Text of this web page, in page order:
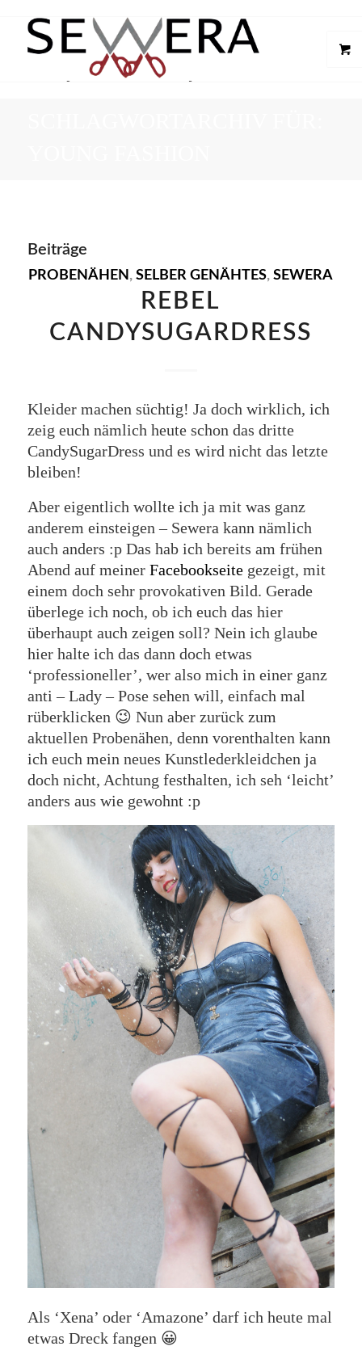
Beiträge
PROBENÄHEN ,SELBER GENÄHTES,SEWERA
REBEL
CANDYSUGARDRESS
Kleider machen süchtig! Ja doch wirklich, ich
zeig euch nämlich heute schon das dritte
CandySugarDress und es wird nicht das letzte
bleiben!
Aber eigentlich wollte ich ja mit was ganz
anderem einsteigen – Sewera kann nämlich
auch anders :p Das hab ich bereits am frühen
Abend auf meiner Facebookseitegezeigt, mit
einem doch sehr provokativen Bild. Gerade
überlege ich noch, ob ich euch das hier
überhaupt auch zeigen soll? Nein ich glaube
hier halte ich das dann doch etwas
‘professioneller’, wer also mich in einer ganz
anti – Lady – Pose sehen will, einfach mal
rüberklicken 😉 Nun aber zurück zum
aktuellen Probenähen, denn vorenthalten kann
ich euch mein neues Kunstlederkleidchen ja
doch nicht, Achtung festhalten, ich seh ‘leicht’
anders aus wie gewohnt :p
Als ‘Xena’ oder ‘Amazone’ darf ich heute mal
etwas Dreck fangen 😀